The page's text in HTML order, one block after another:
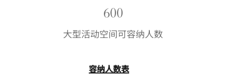
600
大型活动空间可容纳人数
容纳人数表